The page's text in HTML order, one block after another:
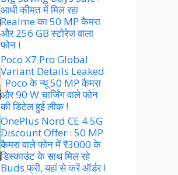
आधी कीमत में मिल रहा
Realme का 50 MP कैमरा
और 256 GB स्टोरेज वाला
फोन !
Poco X7 Pro Global
Variant Details Leaked
: Poco के न्यू 50 MP कैमरा
और 90 W चार्जिंग वाले फोन
की डिटेल हुई लीक !
OnePlus Nord CE 4 5G
Discount Offer : 50 MP
कैमरा वाले फोन में ₹3000 के
डिस्काउंट के साथ मिल रहे
Buds फ्री, यहां से करें ऑर्डर !